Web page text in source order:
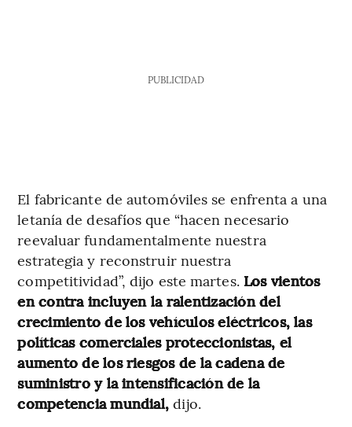
PUBLICIDAD
El fabricante de automóviles se enfrenta a una
letanía de desafíos que “hacen necesario
reevaluar fundamentalmente nuestra
estrategia y reconstruir nuestra
competitividad”, dijo este martes. Los vientos
en contra incluyen la ralentización del
crecimiento de los vehículos eléctricos, las
políticas comerciales proteccionistas, el
aumento de los riesgos de la cadena de
suministro y la intensificación de la
competencia mundial, dijo.